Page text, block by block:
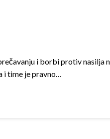
i borbi protiv nasilja
i time je pravno…